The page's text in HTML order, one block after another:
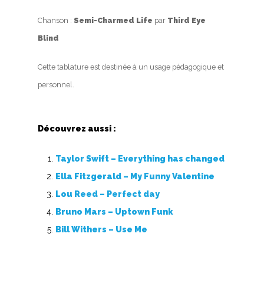
Chanson : Semi-Charmed Life par Third Eye
Blind
Cette tablature est destinée à un usage pédagogique et
personnel.
Découvrez aussi :
Taylor Swift – Everything has changed
Ella Fitzgerald – My Funny Valentine
Lou Reed – Perfect day
Bruno Mars – Uptown Funk
Bill Withers – Use Me